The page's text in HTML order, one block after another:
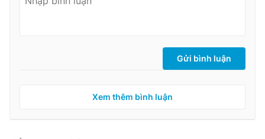
Gửi bình luận
Xem thêm bình luận